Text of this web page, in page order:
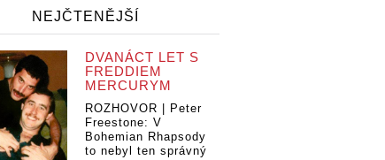
NEJČTENĚJŠÍ
DVANÁCT LET S
FREDDIEM
MERCURYM
ROZHOVOR | Peter
Freestone: V
Bohemian Rhapsody
to nebyl ten správný